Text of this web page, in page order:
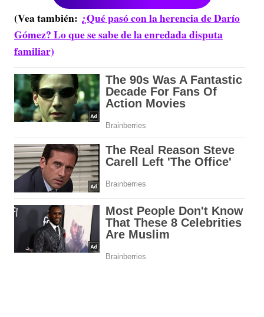
(Vea también: ¿Qué pasó con la herencia de Darío
Gómez? Lo que se sabe de la enredada disputa
familiar)